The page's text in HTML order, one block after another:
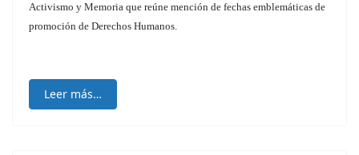
Activismo y Memoria que reúne mención de fechas emblemáticas de
promoción de Derechos Humanos.
Leer más…